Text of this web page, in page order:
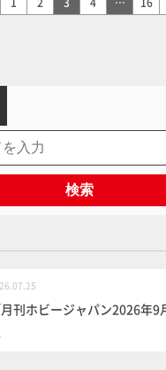
検索
月刊ホビージャパン2026年